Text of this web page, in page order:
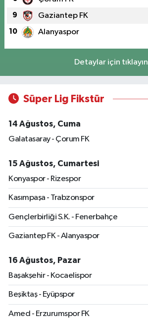
9 Gaziantep FK
10 Alanyaspor
Detaylar için tıklayın
Süper Lig Fikstür
14 Ağustos, Cuma
Galatasaray - Çorum FK
15 Ağustos, Cumartesi
Konyaspor - Rizespor
Kasımpaşa - Trabzonspor
Gençlerbirliği S.K. - Fenerbahçe
Gaziantep FK - Alanyaspor
16 Ağustos, Pazar
Başakşehir - Kocaelispor
Beşiktaş - Eyüpspor
Amed - Erzurumspor FK